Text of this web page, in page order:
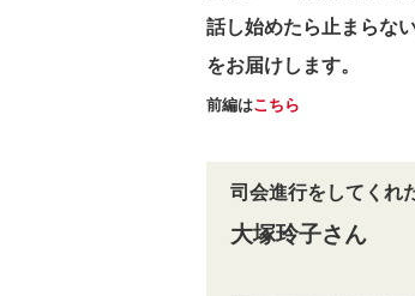
話し始めたら止まらな
をお届けします。
前編はこちら
司会進行をしてくれ
大塚玲子さん